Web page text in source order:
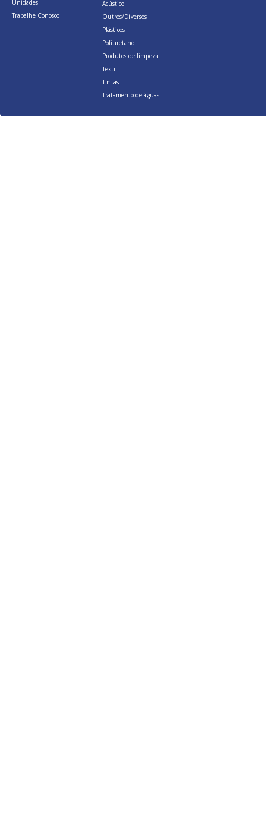
Unidades
Trabalhe Conosco
Acústico
Outros/Diversos
Plásticos
Poliuretano
Produtos de limpeza
Têxtil
Tintas
Tratamento de águas